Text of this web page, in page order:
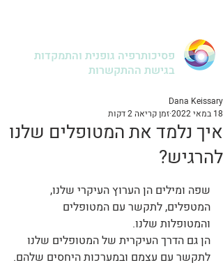
פסיכותרפיה גופנית והתמקדות
בגישת ההתקשרות
איך נלמד את המטופלים שלנו
להרגיש?
Dana Keissary
18 במאי 2022
זמן קריאה 2 דקות
שפה ומילים הן הערוץ העיקרי שלנו,
המטפלים, לתקשר עם המטופלים
והמטופלות שלנו.
הן גם הדרך העיקרית של המטופלים שלנו
לתקשר עם עצמם ובמערכות היחסים שלהם.